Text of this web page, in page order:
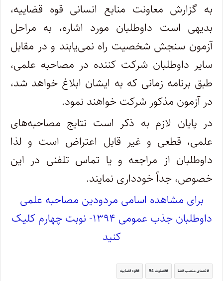
به گزارش معاونت منابع انسانی قوه قضاییه،
بدیهی است داوطلبان مورد اشاره، به مراحل
آزمون سنجش شخصیت راه نمی‌یابند و در مقابل
سایر داوطلبان شرکت کننده در مصاحبه علمی،
طبق برنامه زمانی که به ایشان ابلاغ خواهد شد،
در آزمون مذکور شرکت خواهند نمود.
در پایان لازم به ذکر است نتایج مصاحبه‌های
علمی، قطعی و غیر قابل اعتراض است و لذا
داوطلبان از مراجعه و یا تماس تلفنی در این
خصوص، جداً خودداری نمایند.
برای مشاهده اسامی مردودین مصاحبه علمی
داوطلبان جذب عمومی ۱۳۹۴- نوبت چهارم کلیک
کنید
تصدی منصب قضا قضاوت 94 قوه قضاییه